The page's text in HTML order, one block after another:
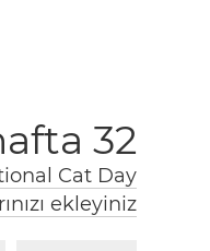
32
Cat Day
ekleyiniz